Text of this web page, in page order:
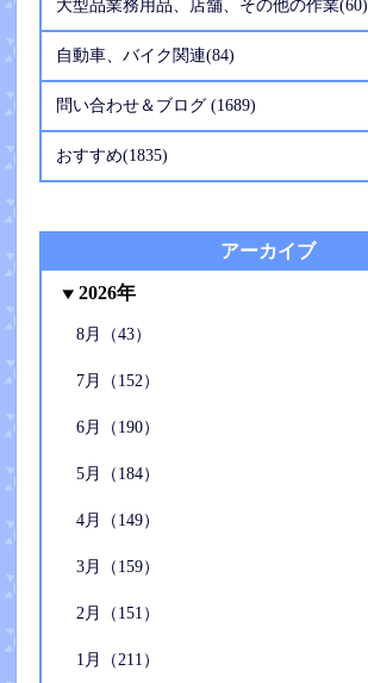
大型品業務用品、店舗、その他の作業(60)
自動車、バイク関連(84)
問い合わせ＆ブログ (1689)
おすすめ(1835)
アーカイブ
2026年
8月（43）
7月（152）
6月（190）
5月（184）
4月（149）
3月（159）
2月（151）
1月（211）